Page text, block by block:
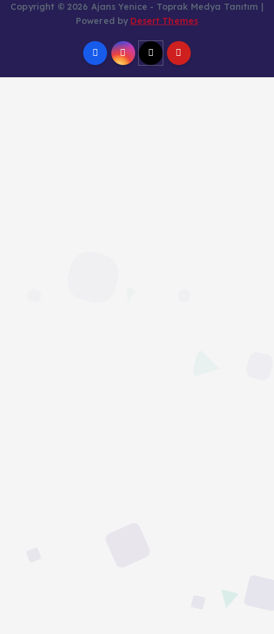
Copyright © 2026 Ajans Yenice - Toprak Medya Tanıtım |
Powered by Desert Themes